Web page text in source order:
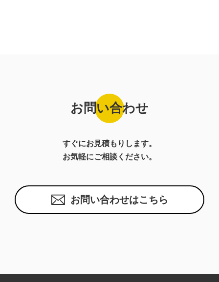
お問い合わせ
すぐにお見積もりします。
お気軽にご相談ください。
お問い合わせはこちら